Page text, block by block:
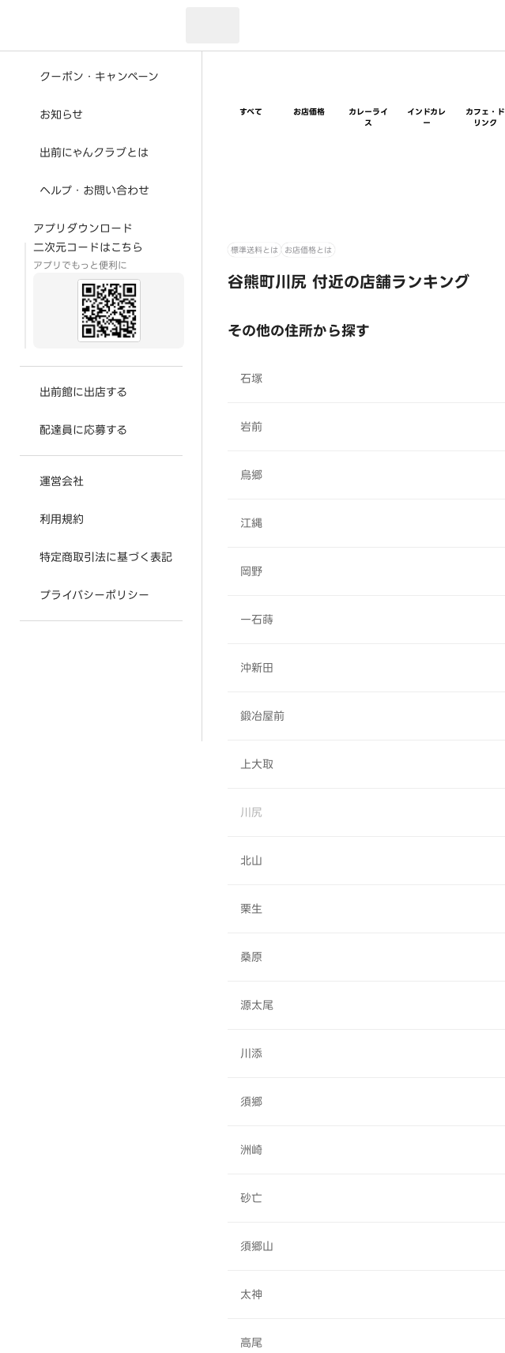
クーポン・キャンペーン
お知らせ
出前にゃんクラブとは
ヘルプ・お問い合わせ
アプリダウンロード
二次元コードはこちら
アプリでもっと便利に
出前館に出店する
配達員に応募する
運営会社
利用規約
特定商取引法に基づく表記
プライバシーポリシー
すべて お店価格
カレーライ
ス
インドカレ
ー
カフェ・ド
リンク
標準送料とは お店価格とは
谷熊町川尻 付近の店舗ランキング
その他の住所から探す
石塚
岩前
烏郷
江縄
岡野
一石蒔
沖新田
鍛冶屋前
上大取
川尻
北山
栗生
桑原
源太尾
川添
須郷
洲崎
砂亡
須郷山
太神
高尾